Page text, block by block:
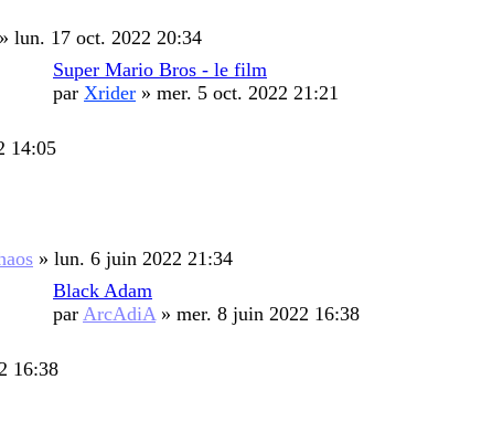
» lun. 17 oct. 2022 20:34
Super Mario Bros - le film
par Xrider » mer. 5 oct. 2022 21:21
14:05
» lun. 6 juin 2022 21:34
Black Adam
par ArcAdiA » mer. 8 juin 2022 16:38
16:38